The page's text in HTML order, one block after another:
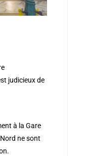
judicieux de
à la Gare
ne sont